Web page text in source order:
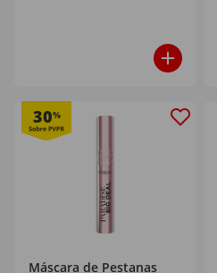
30%
Máscara de Pestanas